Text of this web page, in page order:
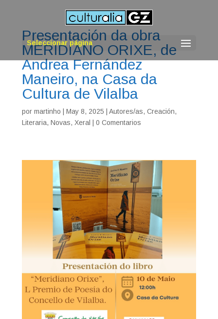
Seleccionar página
Presentación da obra
MERIDIANO ORIXE, de
Andrea Fernández
Maneiro, na Casa da
Cultura de Vilalba
por martinho May 8, 2025 Autores/as, Creación,
Literaria, Novas, Xeral 0 Comentarios